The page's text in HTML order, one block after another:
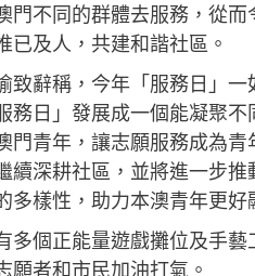
門不同的群體去服務，從
已及人，共建和諧社區。
致辭稱，今年「服務日」
務日」發展成一個能凝聚
門青年，讓志願服務成為
續深耕社區，並將進一步
多樣性，助力本澳青年更好
多個正能量遊戲攤位及手
願者和市民加油打氣。